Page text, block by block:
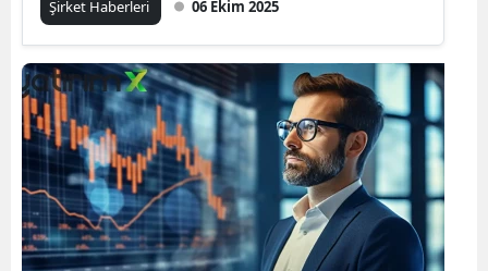
Şirket Haberleri 06 Ekim 2025